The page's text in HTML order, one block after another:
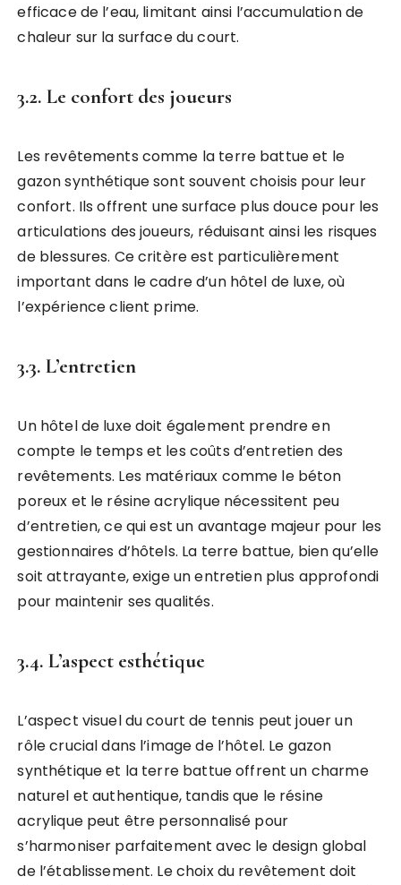
efficace de l’eau, limitant ainsi l’accumulation de
chaleur sur la surface du court.
3.2. Le confort des joueurs
Les revêtements comme la terre battue et le
gazon synthétique sont souvent choisis pour leur
confort. Ils offrent une surface plus douce pour les
articulations des joueurs, réduisant ainsi les risques
de blessures. Ce critère est particulièrement
important dans le cadre d’un hôtel de luxe, où
l’expérience client prime.
3.3. L’entretien
Un hôtel de luxe doit également prendre en
compte le temps et les coûts d’entretien des
revêtements. Les matériaux comme le béton
poreux et le résine acrylique nécessitent peu
d’entretien, ce qui est un avantage majeur pour les
gestionnaires d’hôtels. La terre battue, bien qu’elle
soit attrayante, exige un entretien plus approfondi
pour maintenir ses qualités.
3.4. L’aspect esthétique
L’aspect visuel du court de tennis peut jouer un
rôle crucial dans l’image de l’hôtel. Le gazon
synthétique et la terre battue offrent un charme
naturel et authentique, tandis que le résine
acrylique peut être personnalisé pour
s’harmoniser parfaitement avec le design global
de l’établissement. Le choix du revêtement doit